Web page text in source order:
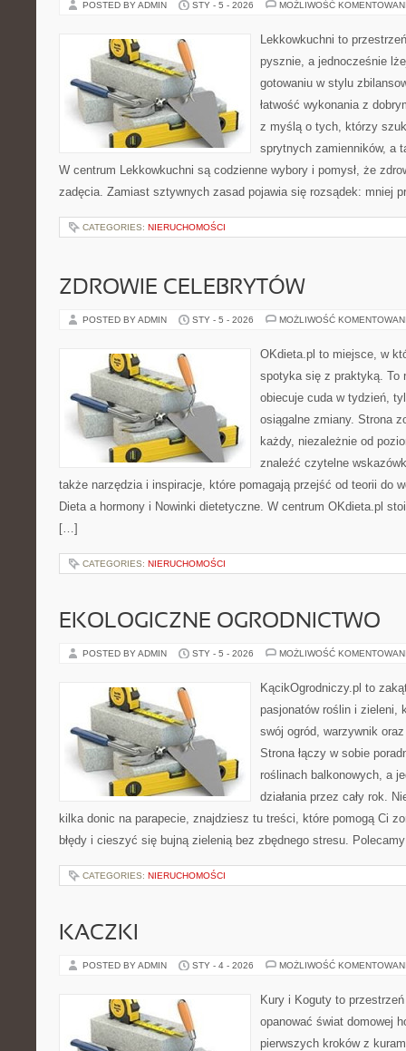
POSTED BY ADMIN STY - 5 - 2026 MOŻLIWOŚĆ
Lekkowkuchni to
pysznie, a jednocześnie
gotowaniu w stylu
łatwość wykonania z
z myślą o tych, którzy
sprytnych zamienników, a
W centrum Lekkowkuchni są codzienne wybory i pomysł, że
zadęcia. Zamiast sztywnych zasad pojawia się rozsądek: mniej
CATEGORIES: NIERUCHOMOŚCI
ZDROWIE CELEBRYTÓW
POSTED BY ADMIN STY - 5 - 2026 MOŻLIWOŚĆ
OKdieta.pl to miejsce, w
spotyka się z praktyką. To
obiecuje cuda w tydzień,
osiągalne zmiany. Strona
każdy, niezależnie od
znaleźć czytelne
także narzędzia i inspiracje, które pomagają przejść od teorii do
Dieta a hormony i Nowinki dietetyczne. W centrum OKdieta.pl
[…]
CATEGORIES: NIERUCHOMOŚCI
EKOLOGICZNE OGRODNICTWO
POSTED BY ADMIN STY - 5 - 2026 MOŻLIWOŚĆ
KącikOgrodniczy.pl to
pasjonatów roślin i zieleni,
swój ogród, warzywnik
Strona łączy w sobie
roślinach balkonowych, a
działania przez cały rok.
kilka donic na parapecie, znajdziesz tu treści, które pomogą Ci
błędy i cieszyć się bujną zielenią bez zbędnego stresu.
CATEGORIES: NIERUCHOMOŚCI
KACZKI
POSTED BY ADMIN STY - 4 - 2026 MOŻLIWOŚĆ
Kury i Koguty to
opanować świat domowej
pierwszych kroków z